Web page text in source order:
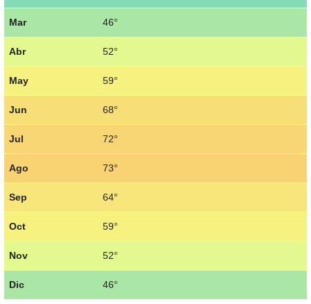
Mar 46°
Abr 52°
May 59°
Jun 68°
Jul 72°
Ago 73°
Sep 64°
Oct 59°
Nov 52°
Dic 46°